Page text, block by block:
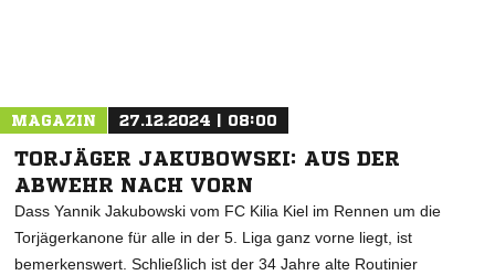
MAGAZIN 27.12.2024 | 08:00
TORJÄGER JAKUBOWSKI: AUS DER
ABWEHR NACH VORN
Dass Yannik Jakubowski vom FC Kilia Kiel im Rennen um die
Torjägerkanone für alle in der 5. Liga ganz vorne liegt, ist
bemerkenswert. Schließlich ist der 34 Jahre alte Routinier